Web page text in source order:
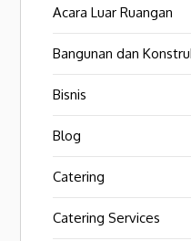
Acara Luar Ruangan
Bangunan dan
Bisnis
Blog
Catering
Catering Services